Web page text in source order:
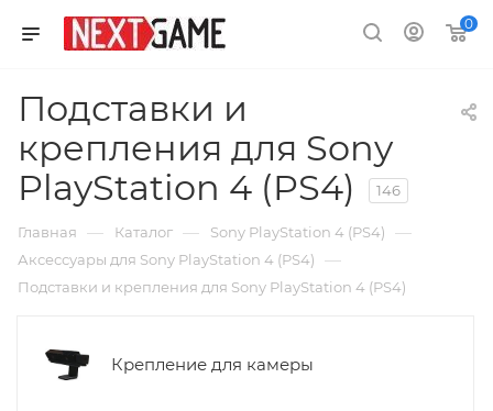
0
Подставки и
крепления для Sony
PlayStation 4 (PS4)
146
Главная — Каталог — Sony PlayStation 4 (PS4) —
Аксессуары для Sony PlayStation 4 (PS4) —
Подставки и крепления для Sony PlayStation 4 (PS4)
Крепление для камеры